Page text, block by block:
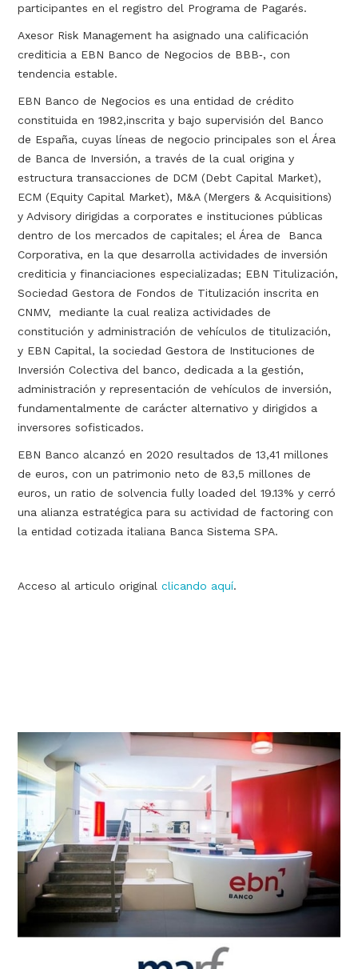
participantes en el registro del Programa de Pagarés.
Axesor Risk Management ha asignado una calificación
crediticia a EBN Banco de Negocios de BBB‐, con
tendencia estable.
EBN Banco de Negocios es una entidad de crédito
constituida en 1982,inscrita y bajo supervisión del Banco
de España, cuyas líneas de negocio principales son el Área
de Banca de Inversión, a través de la cual origina y
estructura transacciones de DCM (Debt Capital Market),
ECM (Equity Capital Market), M&A (Mergers & Acquisitions)
y Advisory dirigidas a corporates e instituciones públicas
dentro de los mercados de capitales; el Área de Banca
Corporativa, en la que desarrolla actividades de inversión
crediticia y financiaciones especializadas; EBN Titulización,
Sociedad Gestora de Fondos de Titulización inscrita en
CNMV, mediante la cual realiza actividades de
constitución y administración de vehículos de titulización,
y EBN Capital, la sociedad Gestora de Instituciones de
Inversión Colectiva del banco, dedicada a la gestión,
administración y representación de vehículos de inversión,
fundamentalmente de carácter alternativo y dirigidos a
inversores sofisticados.
EBN Banco alcanzó en 2020 resultados de 13,41 millones
de euros, con un patrimonio neto de 83,5 millones de
euros, un ratio de solvencia fully loaded del 19.13% y cerró
una alianza estratégica para su actividad de factoring con
la entidad cotizada italiana Banca Sistema SPA.
Acceso al articulo originalclicando aquí.